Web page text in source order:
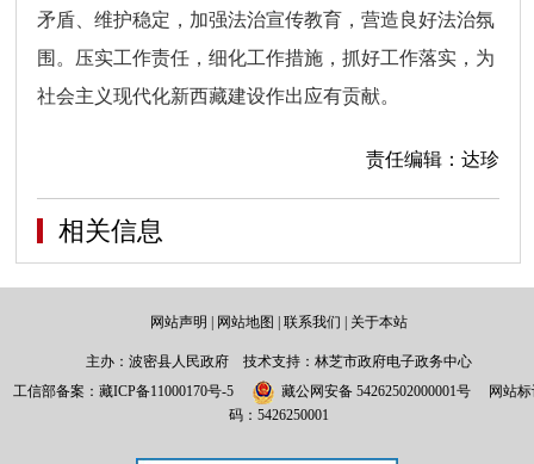
矛盾、维护稳定，加强法治宣传教育，营造良好法治氛
围。压实工作责任，细化工作措施，抓好工作落实，为
社会主义现代化新西藏建设作出应有贡献。
责任编辑：达珍
相关信息
网站声明 网站地图 联系我们 关于本站
主办：波密县人民政府 技术支持：林芝市政府电子政务中心
工信部备案： 藏ICP备11000170号-5 藏公网安备 54262502000001号
网站
码：5426250001